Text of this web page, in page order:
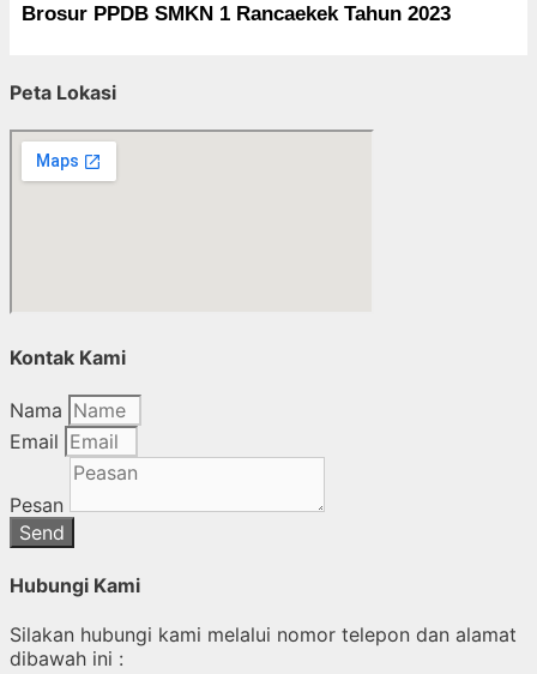
Brosur PPDB SMKN 1 Rancaekek Tahun 2023
Peta Lokasi
Kontak Kami
Nama
Email
Pesan
Send
Hubungi Kami
Silakan hubungi kami melalui nomor telepon dan alamat
dibawah ini :